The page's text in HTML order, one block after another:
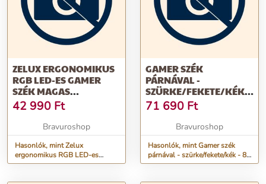
ZELUX ERGONOMIKUS
RGB LED-ES GAMER
SZÉK MAGAS
HÁTTÁMLÁVAL, PIROS-
FEKETE SZÍNBEN,
KRÓM LÁBAKKAL
42 990 Ft
Bravuroshop
Hasonlók, mint Zelux
ergonomikus RGB LED-es
gamer szék magas háttámlával,
GAMER SZÉK
PÁRNÁVAL -
SZÜRKE/FEKETE/KÉK -
84 X 52 / 48 X 50 CM
71 690 Ft
Bravuroshop
Hasonlók, mint Gamer szék
párnával - szürke/fekete/kék - 84
x 52 / 48 x 50 cm